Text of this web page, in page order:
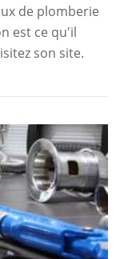
de plomberie
est ce qu'il
son site.